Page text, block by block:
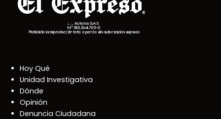
Hoy Qué
Unidad Investigativa
Dónde
Opinión
Denuncia Ciudadana